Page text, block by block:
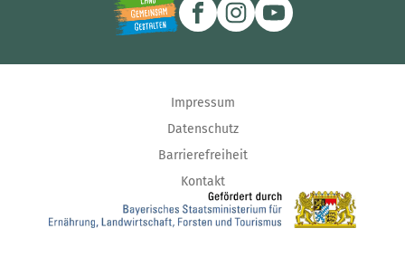
Impressum
Datenschutz
Barrierefreiheit
Kontakt